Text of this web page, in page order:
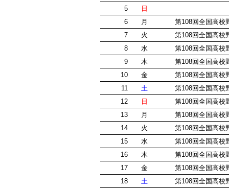
5
日
6
月
第108回全国高
7
火
第108回全国高
8
水
第108回全国高
9
木
第108回全国高
10
金
第108回全国高
11
土
第108回全国高
12
日
第108回全国高
13
月
第108回全国高
14
火
第108回全国高
15
水
第108回全国高
16
木
第108回全国高
17
金
第108回全国高
18
土
第108回全国高